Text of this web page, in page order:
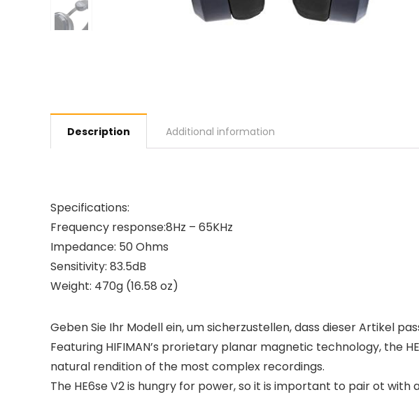
Description Additional information
Specifications:
Frequency response:8Hz – 65KHz
Impedance: 50 Ohms
Sensitivity: 83.5dB
Weight: 470g (16.58 oz)
Geben Sie Ihr Modell ein, um sicherzustellen, dass dieser Artikel
Featuring HIFIMAN’s prorietary planar magnetic technology, the
natural rendition of the most complex recordings.
The HE6se V2 is hungry for power, so it is important to pair ot